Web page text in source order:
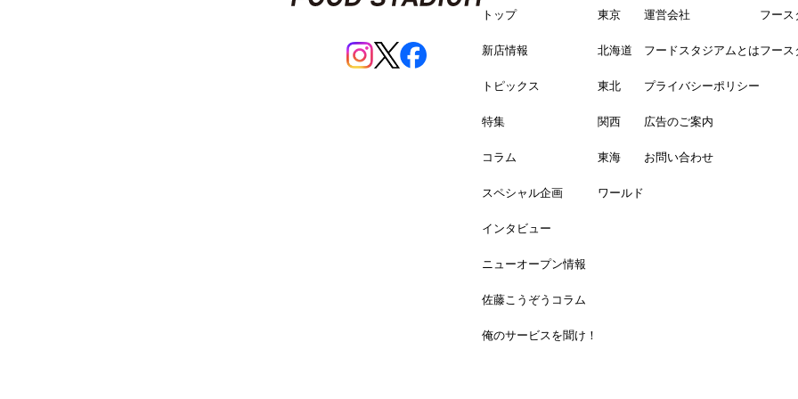
トップ
新店情報
トピックス
特集
コラム
スペシャル企画
インタビュー
ニューオープン情報
佐藤こうぞうコラム
俺のサービスを聞け！
東京
北海道
東北
関西
東海
ワールド
運営会社
フードスタジアムとは
プライバシーポリシー
広告のご案内
お問い合わせ
フース
フー